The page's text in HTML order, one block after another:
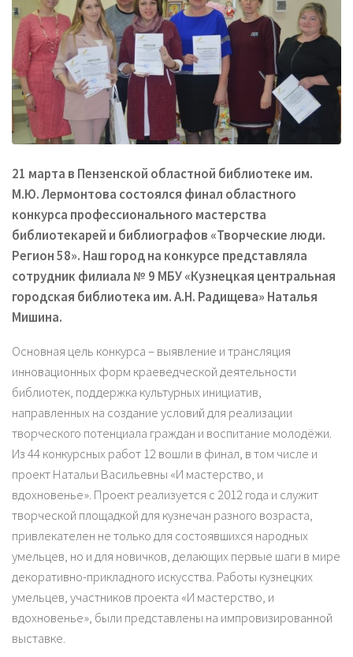
21 марта в Пензенской областной библиотеке им.
М.Ю. Лермонтова состоялся финал областного
конкурса профессионального мастерства
библиотекарей и библиографов «Творческие люди.
Регион 58». Наш город на конкурсе представляла
сотрудник филиала № 9 МБУ «Кузнецкая центральная
городская библиотека им. А.Н. Радищева» Наталья
Мишина.
Основная цель конкурса – выявление и трансляция
инновационных форм краеведческой деятельности
библиотек, поддержка культурных инициатив,
направленных на создание условий для реализации
творческого потенциала граждан и воспитание молодёжи.
Из 44 конкурсных работ 12 вошли в финал, в том числе и
проект Натальи Васильевны «И мастерство, и
вдохновенье». Проект реализуется с 2012 года и служит
творческой площадкой для кузнечан разного возраста,
привлекателен не только для состоявшихся народных
умельцев, но и для новичков, делающих первые шаги в мире
декоративно-прикладного искусства. Работы кузнецких
умельцев, участников проекта «И мастерство, и
вдохновенье», были представлены на импровизированной
выставке.